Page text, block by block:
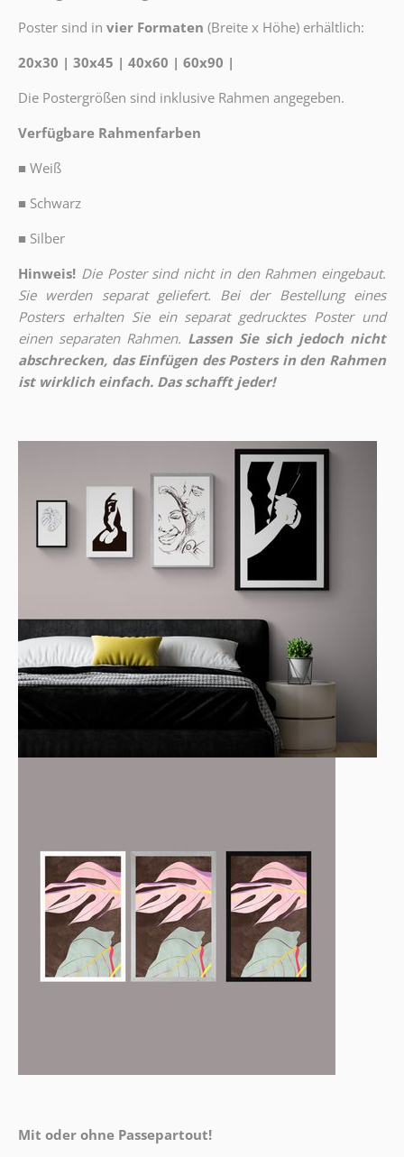
Poster sind in vier Formaten (Breite x Höhe) erhältlich:
20x30 | 30x45 | 40x60 | 60x90 |
Die Postergrößen sind inklusive Rahmen angegeben.
Verfügbare Rahmenfarben
■ Weiß
■ Schwarz
■ Silber
Hinweis! Die Poster sind nicht in den Rahmen eingebaut.
Sie werden separat geliefert. Bei der Bestellung eines
Posters erhalten Sie ein separat gedrucktes Poster und
einen separaten Rahmen. Lassen Sie sich jedoch nicht
abschrecken, das Einfügen des Posters in den Rahmen
ist wirklich einfach. Das schafft jeder!
Mit oder ohne Passepartout!